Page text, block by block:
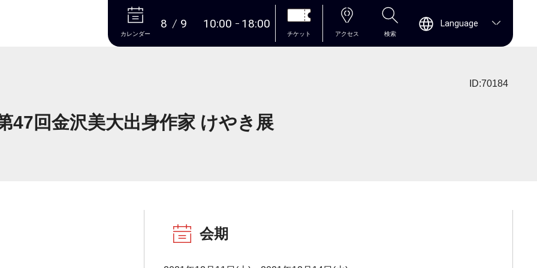
本文へ
カレンダー
8 9 10:00 18:00
チケット アクセス 検索
Language
ID:70184
47回金沢美大出身作家 けやき展
会期